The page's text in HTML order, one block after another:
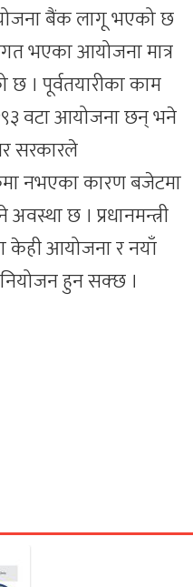
बैंक लागू भएको छ
भएका आयोजना मात्र
छ । पूर्वतयारीका काम
वटा आयोजना छन् भने
सरकारले
नभएका कारण बजेटमा
छ । प्रधानमन्त्री
केही आयोजना र नयाँ
हुन सक्छ ।